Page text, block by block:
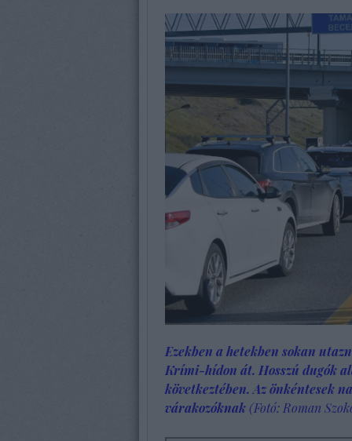
Ezekben a hetekben sokan
Krími-hídon át. Hosszú dugók
következtében. Az önkéntesek
várakozóknak(Fotó: Roman